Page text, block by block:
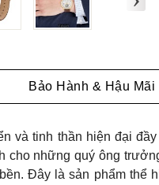
Bảo Hành & Hậu Mãi
và tinh thần hiện đại
cho những quý ông
Đây là sản phẩm thể